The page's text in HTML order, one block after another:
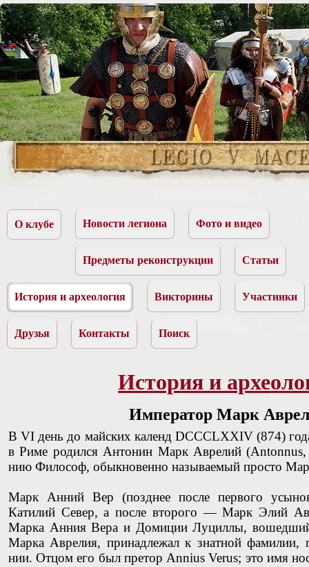
О клубе Новости легиона Фото и видео
Предметы реконструкции Статьи
История и археология Викторины Участники
Друзья Контакты Поиск
История и
Император Марк
В VI день до майских календ DCCCLXXIV (874)
в Риме родил­ся Антонин Марк Аврелий
нию Фило­соф, обык­но­вен­но назы­ва­е­мый про­сто
Марк Анний Вер (позднее после первого
Катилий Север, а после второго — Марк Элий
Марка Анния Вера и Домиции Луциллы,
Марка Аврелия, при­над­ле­жал к знат­ной
нии. Отцом его был пре­тор Annius Verus; это имя